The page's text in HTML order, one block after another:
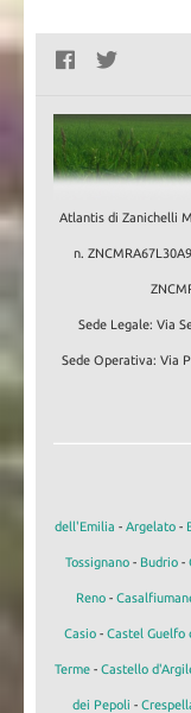
Atlantis di Zanichelli
n.
Sede Legale: Via
Sede Operativa: Via
dell'Emilia - Argelato -
Tossignano - Budrio -
Reno -
Casio- Castel Guelfo
Terme- Castello
dei Pepoli -